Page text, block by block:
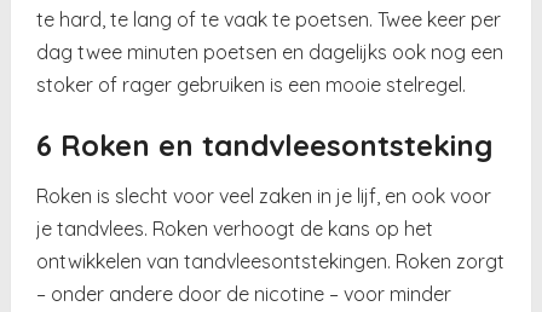
te hard, te lang of te vaak te poetsen. Twee keer per
dag twee minuten poetsen en dagelijks ook nog een
stoker of rager gebruiken is een mooie stelregel.
6 Roken en tandvleesontsteking
Roken is slecht voor veel zaken in je lijf, en ook voor
je tandvlees. Roken verhoogt de kans op het
ontwikkelen van tandvleesontstekingen. Roken zorgt
– onder andere door de nicotine – voor minder